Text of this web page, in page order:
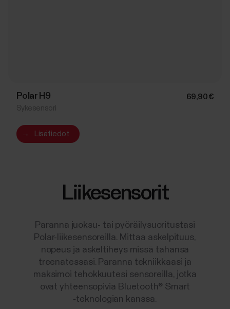
Polar H9 69,90 €
→ Lisätiedot
Liikesensorit
Paranna juoksu- tai pyöräilysuoritustasi
Polar-liikesensoreilla. Mittaa askelpituus,
nopeus ja askeltiheys missä tahansa
treenatessasi. Paranna tekniikkaasi ja
maksimoi tehokkuutesi sensoreilla, jotka
ovat yhteensopivia Bluetooth® Smart
‑teknologian kanssa.